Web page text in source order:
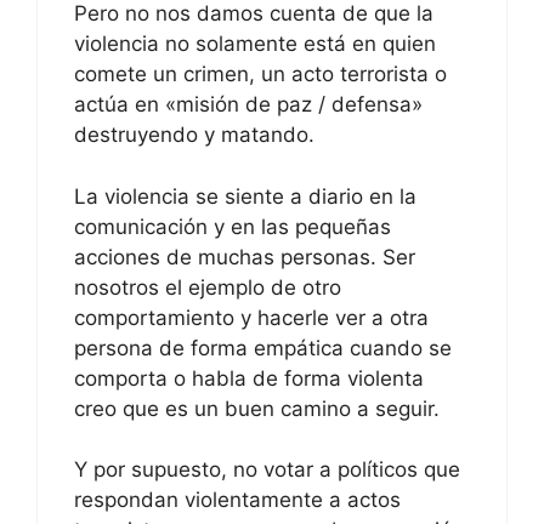
Pero no nos damos cuenta de que la
violencia no solamente está en quien
comete un crimen, un acto terrorista o
actúa en «misión de paz / defensa»
destruyendo y matando.
La violencia se siente a diario en la
comunicación y en las pequeñas
acciones de muchas personas. Ser
nosotros el ejemplo de otro
comportamiento y hacerle ver a otra
persona de forma empática cuando se
comporta o habla de forma violenta
creo que es un buen camino a seguir.
Y por supuesto, no votar a políticos que
respondan violentamente a actos